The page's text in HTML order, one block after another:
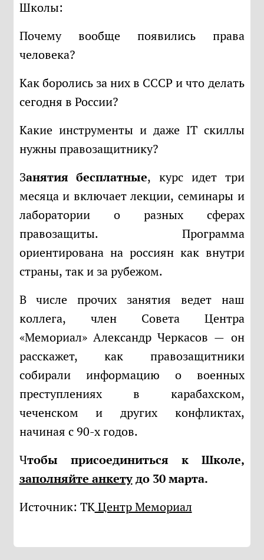
Школы:
Почему вообще появились права
человека?
Как боролись за них в СССР и что делать
сегодня в России?
Какие инструменты и даже IT скиллы
нужны правозащитнику?
Занятия бесплатные, курс идет три
месяца и включает лекции, семинары и
лаборатории о разных сферах
правозащиты. Программа
ориентирована на россиян как внутри
страны, так и за рубежом.
В числе прочих занятия ведет наш
коллега, член Совета Центра
«Мемориал» Александр Черкасов — он
расскажет, как правозащитники
собирали информацию о военных
преступлениях в карабахском,
чеченском и других конфликтах,
начиная с 90-х годов.
Чтобы присоединиться к Школе,
заполняйте анкетудо 30 марта.
Источник: ТКЦентр Мемориал